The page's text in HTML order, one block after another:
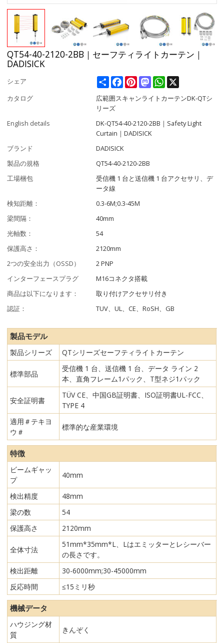
QT54-40-2120-2BB｜セーフティライトカーテン｜
DADISICK
シェア ShareFacebookPinterestMastodonWhatsApp
カタログ
広範囲スキャンライトカーテンDK-QTシ
リーズ
English details
DK-QT54-40-2120-2BB｜Safety Light
Curtain｜DADISICK
ブランド
DADISICK
製品の規格
QT54-40-2120-2BB
工場梱包
受信機 1 台と送信機 1 台アクセサリ、デ
ータ線
検知距離：
0.3-6M;0.3-45M
梁間隔：
40mm
光軸数：
54
保護高さ：
2120mm
2つの安全出力（OSSD）
2 PNP
インターフェースプラグ
M16コネクタ搭載
商品は以下になります：
取り付けアクセサリ付き
認証：
TUV、UL、CE、RoSH、GB
製品モデル
製品シリーズ QTシリーズセーフティライトカーテン
標準部品
受信機 1 台、送信機 1 台、データ ライン 2
本、直角フレーム1パック、T型ネジ1パック
安全証明書
TÜV CE、中国GB証明書、ISO証明書UL-FCC、
TYPE 4
適用＃テキヨ
ウ＃
標準的な産業環境
特徴
ビームギャッ
プ
40mm
検出精度
48mm
梁の数
54
保護高さ
2120mm
全体寸法
51mm*35mm*L、Lはエミッターとレシーバー
の長さです。
検出距離
30-6000mm;30-45000mm
反応時間
≤15ミリ秒
機械データ
ハウジング材
質
きんぞく